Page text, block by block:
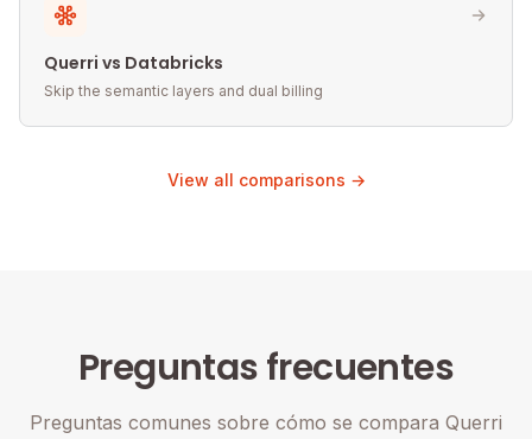
Querri vs Databricks
Skip the semantic layers and dual billing
View all comparisons →
Preguntas frecuentes
Preguntas comunes sobre cómo se compara Querri